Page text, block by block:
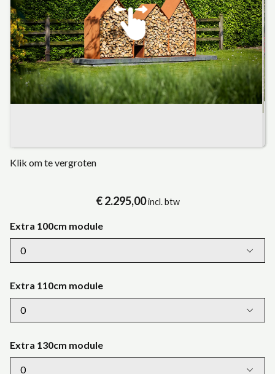
Klik om te vergroten
€ 2.295,00incl. btw
Extra 100cm module
Extra 110cm module
Extra 130cm module